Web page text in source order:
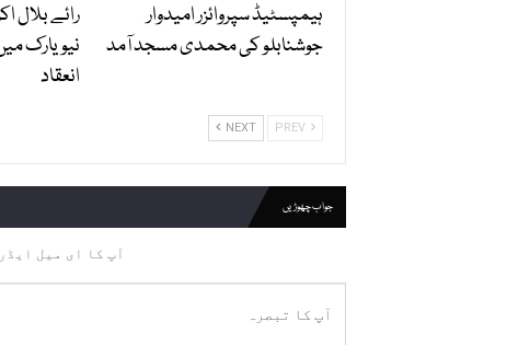
ہیمپسٹیڈ سپروائزر امیدوار
جوشنابلو کی محمدی مسجد آمد
رائے بلال
نیویارک
انعقاد
NEXT
جواب چھوڑیں
آپ کا ای میل